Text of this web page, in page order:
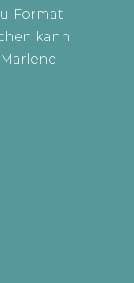
Format
kann